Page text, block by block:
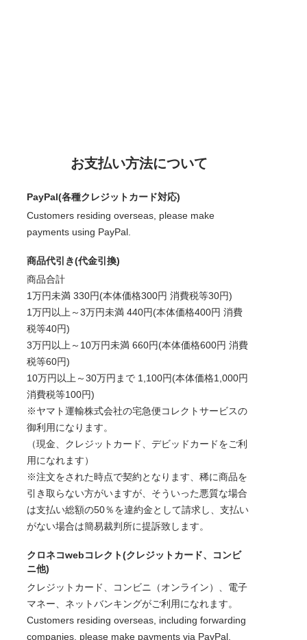
お支払い方法について
PayPal(各種クレジットカード対応)
Customers residing overseas, please make
payments using PayPal.
商品代引き(代金引換)
商品合計
1万円未満 330円(本体価格300円 消費税等30円)
1万円以上～3万円未満 440円(本体価格400円 消費
税等40円)
3万円以上～10万円未満 660円(本体価格600円 消費
税等60円)
10万円以上～30万円まで 1,100円(本体価格1,000円
消費税等100円)
※ヤマト運輸株式会社の宅急便コレクトサービスの
御利用になります。
（現金、クレジットカード、デビッドカードをご利
用になれます）
※注文をされた時点で契約となります、稀に商品を
引き取らない方がいますが、そういった悪質な場合
は支払い総額の50％を違約金として請求し、支払い
がない場合は簡易裁判所に提訴致します。
クロネコwebコレクト(クレジットカード、コンビ
ニ他)
クレジットカード、コンビニ（オンライン）、電子
マネー、ネットバンキングがご利用になれます。
Customers residing overseas, including forwarding
companies, please make payments via PayPal.